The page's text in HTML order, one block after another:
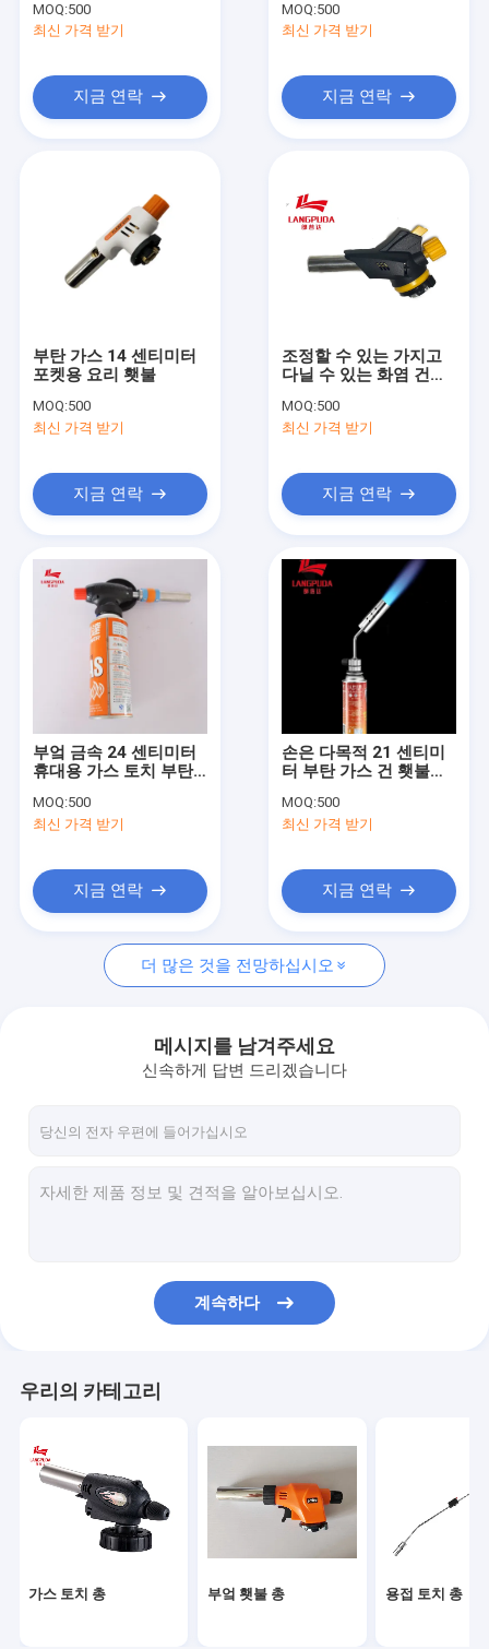
제품
회사 소개
공장 여행
품질 관리
뉴스
인용문을 요구하세요
가스 토치 총
용접 토치 총
가스 가열 버너
야외 야영 스토브
MOQ:500
최신 가격 받기
지금 연락
MOQ:500
최신 가격 받기
지금 연락
부탄 가스 14 센티미터
포켓용 요리 횃불
MOQ:500
최신 가격 받기
지금 연락
조정할 수 있는 가지고
다닐 수 있는 화염 건에
인
MOQ:500
최신 가격 받기
지금 연락
부엌 금속 24 센티미터
휴대용 가스 토치 부탄
MOQ:500
최신 가격 받기
지금 연락
손은 다목적 21 센티미
터 부탄 가스 건 횃불을
MOQ:500
최신 가격 받기
지금 연락
더 많은 것을 전망하십시오
메시지를 남겨주세요
신속하게 답변 드리겠습니다
계속하다
우리의 카테고리
가스 토치 총 부엌 횃불 총 용접 토치 총